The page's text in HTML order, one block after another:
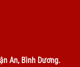
An, Bình Dương.